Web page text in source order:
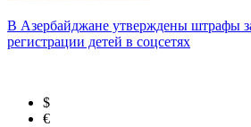
В Азербайджане утверждены штрафы
регистрации детей в соцсетях
$
€